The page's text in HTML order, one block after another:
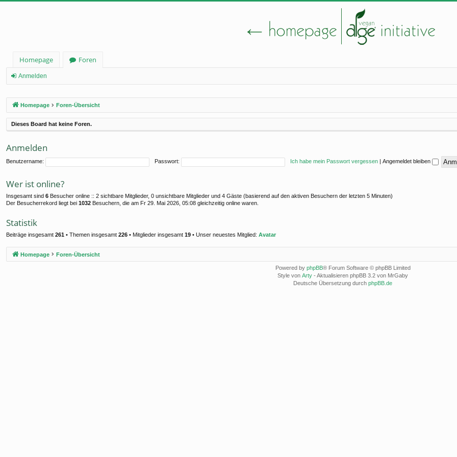
Homepage
Foren
Anmelden
Homepage Foren-Übersicht
Dieses Board hat keine Foren.
Anmelden
Benutzername: Passwort: Ich habe mein Passwort vergessen Angemeldet bleiben
Wer ist online?
Insgesamt sind 6 Besucher online :: 2 sichtbare Mitglieder, 0 unsichtbare Mitglieder und 4 Gäste (basierend auf den aktiven Besuchern der letzten 5 Minuten)
Der Besucherrekord liegt bei 1032 Besuchern, die am Fr 29. Mai 2026, 05:08 gleichzeitig online waren.
Statistik
Beiträge insgesamt 261 • Themen insgesamt 226 • Mitglieder insgesamt 19 • Unser neuestes Mitglied: Avatar
Homepage Foren-Übersicht
Powered by phpBB® Forum Software © phpBB Limited
Style von Arty - Aktualisieren phpBB 3.2 von MrGaby
Deutsche Übersetzung durch phpBB.de